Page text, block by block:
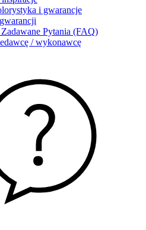
i gwarancje
Pytania (FAQ)
/ wykonawcę